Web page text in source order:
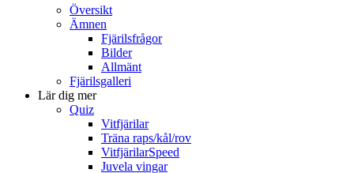
Översikt
Ämnen
Fjärilsfrågor
Bilder
Allmänt
Fjärilsgalleri
Lär dig mer
Quiz
Vitfjärilar
Träna raps/kål/rov
VitfjärilarSpeed
Juvela vingar